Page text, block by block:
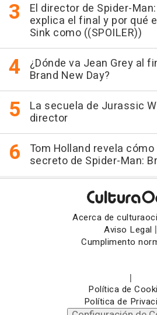
El director de Spider-
explica el final y por qué
Sink como ((SPOILER))
¿Dónde va Jean Grey al
Brand New Day?
La secuela de Jurassic
director
Tom Holland revela
secreto de Spider-Man:
Acerca de
Aviso Legal |
Cumplimento
|
Política de
Política de